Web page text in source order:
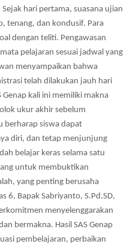
hari pertama, suasana ujian
tenang, dan kondusif. Para
dengan teliti. Pengawasan
pelajaran sesuai jadwal yang
menyampaikan bahwa
telah dilakukan jauh hari
Genap kali ini memiliki makna
ukur akhir sebelum
berharap siswa dapat
diri, dan tetap menjunjung
belajar keras selama satu
untuk membuktikan
yang penting berusaha
6, Bapak Sabriyanto, S.Pd.SD,
menyelenggarakan
bermakna. Hasil SAS Genap
pembelajaran, perbaikan